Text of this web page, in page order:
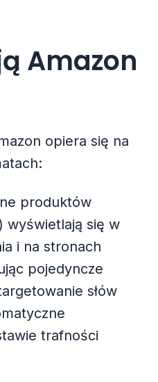
Amazon
opiera się na
produktów
wyświetlają się w
i na stronach
pojedyncze
słów
trafności